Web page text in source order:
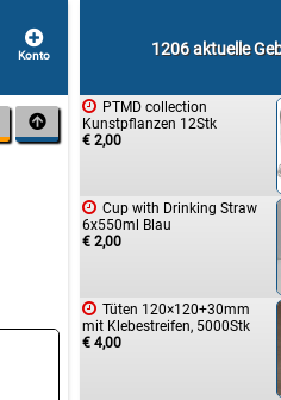

1206 aktuelle
 PTMD collection
Kunstpflanzen 12Stk
€ 2,00
 Cup with Drinking Straw
6x550ml Blau
€ 2,00
 Tüten 120×120+30mm
mit Klebestreifen, 5000Stk
€ 4,00
